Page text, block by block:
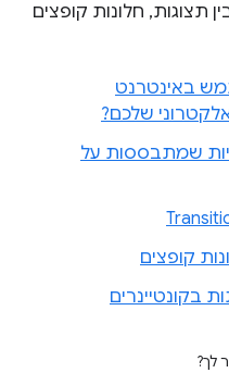
תצוגות, חלונות קופצים
באינטרנט
שלכם?
שמתבססות על
קופצים
בקונטיינרים
לך?